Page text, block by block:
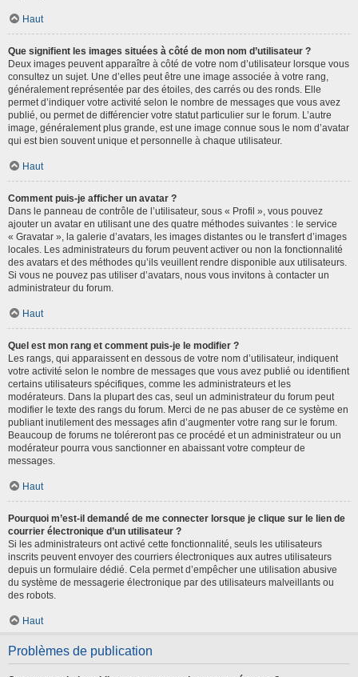
Haut
Que signifient les images situées à côté de mon nom d’utilisateur ?
Deux images peuvent apparaître à côté de votre nom d’utilisateur lorsque vous
consultez un sujet. Une d’elles peut être une image associée à votre rang,
généralement représentée par des étoiles, des carrés ou des ronds. Elle
permet d’indiquer votre activité selon le nombre de messages que vous avez
publié, ou permet de différencier votre statut particulier sur le forum. L’autre
image, généralement plus grande, est une image connue sous le nom d’avatar
qui est bien souvent unique et personnelle à chaque utilisateur.
Haut
Comment puis-je afficher un avatar ?
Dans le panneau de contrôle de l’utilisateur, sous « Profil », vous pouvez
ajouter un avatar en utilisant une des quatre méthodes suivantes : le service
« Gravatar », la galerie d’avatars, les images distantes ou le transfert d’images
locales. Les administrateurs du forum peuvent activer ou non la fonctionnalité
des avatars et des méthodes qu’ils veuillent rendre disponible aux utilisateurs.
Si vous ne pouvez pas utiliser d’avatars, nous vous invitons à contacter un
administrateur du forum.
Haut
Quel est mon rang et comment puis-je le modifier ?
Les rangs, qui apparaissent en dessous de votre nom d’utilisateur, indiquent
votre activité selon le nombre de messages que vous avez publié ou identifient
certains utilisateurs spécifiques, comme les administrateurs et les
modérateurs. Dans la plupart des cas, seul un administrateur du forum peut
modifier le texte des rangs du forum. Merci de ne pas abuser de ce système en
publiant inutilement des messages afin d’augmenter votre rang sur le forum.
Beaucoup de forums ne toléreront pas ce procédé et un administrateur ou un
modérateur pourra vous sanctionner en abaissant votre compteur de
messages.
Haut
Pourquoi m’est-il demandé de me connecter lorsque je clique sur le lien de
courrier électronique d’un utilisateur ?
Si les administrateurs ont activé cette fonctionnalité, seuls les utilisateurs
inscrits peuvent envoyer des courriers électroniques aux autres utilisateurs
depuis un formulaire dédié. Cela permet d’empêcher une utilisation abusive
du système de messagerie électronique par des utilisateurs malveillants ou
des robots.
Haut
Problèmes de publication